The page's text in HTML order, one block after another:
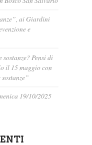
ai Giardini
e
sostanze? Pensi di
il 15 maggio con
19/10/2025